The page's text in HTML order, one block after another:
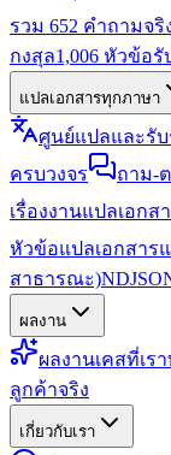
รวม 652 คำถามจริ
กงสุล1,006 หัวข้อรั
แปลเอกสารทุกภาษา
ศูนย์แปลและรับ
ครบวงจร
ถาม-
เรื่องงานแปลเอกส
หัวข้อแปลเอกสาร
สาธารณะ)
ผลงาน
ผลงานเคสที่เร
ลูกค้าจริง
เกี่ยวกับเรา